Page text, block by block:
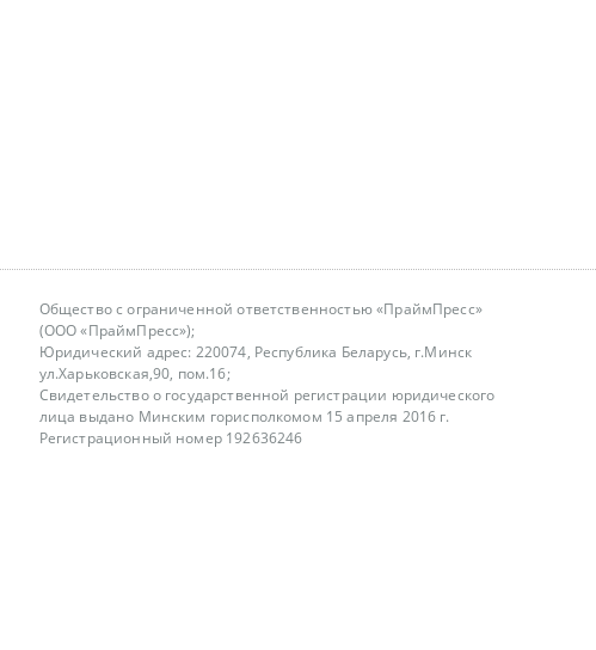
Общество с ограниченной ответственностью «ПраймПресс»
(ООО «ПраймПресс»);
Юридический адрес: 220074, Республика Беларусь, г.Минск
ул.Харьковская,90, пом.16;
Свидетельство о государственной регистрации юридического
лица выдано Минским горисполкомом 15 апреля 2016 г.
Регистрационный номер 192636246